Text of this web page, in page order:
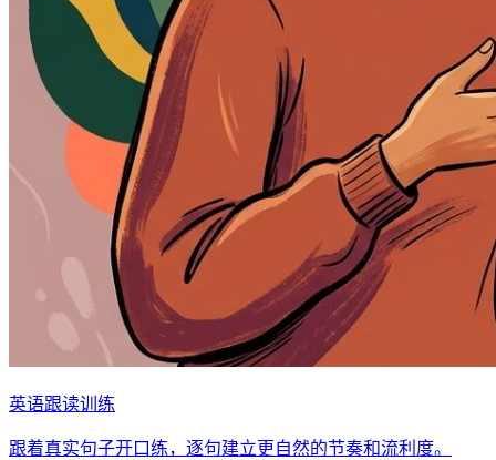
英语跟读训练
跟着真实句子开口练，逐句建立更自然的节奏和流利度。